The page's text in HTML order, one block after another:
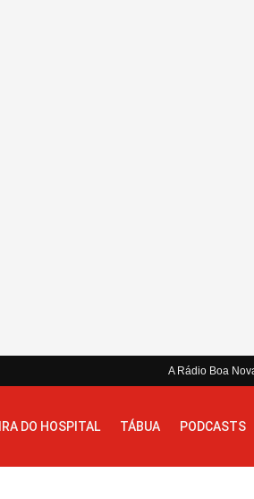
A Rádio Boa
DO HOSPITAL TÁBUA PODCASTS